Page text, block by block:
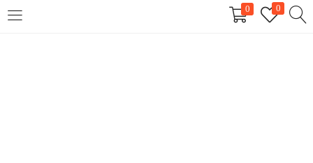
0
0
REGISTER